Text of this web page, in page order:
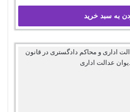
به سبد خرید